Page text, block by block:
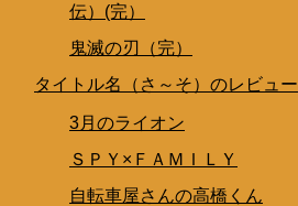
伝）(完）
鬼滅の刃（完）
タイトル名（さ～そ）のレビュー
3月のライオン
ＳＰＹ×ＦＡＭＩＬＹ
自転車屋さんの高橋くん